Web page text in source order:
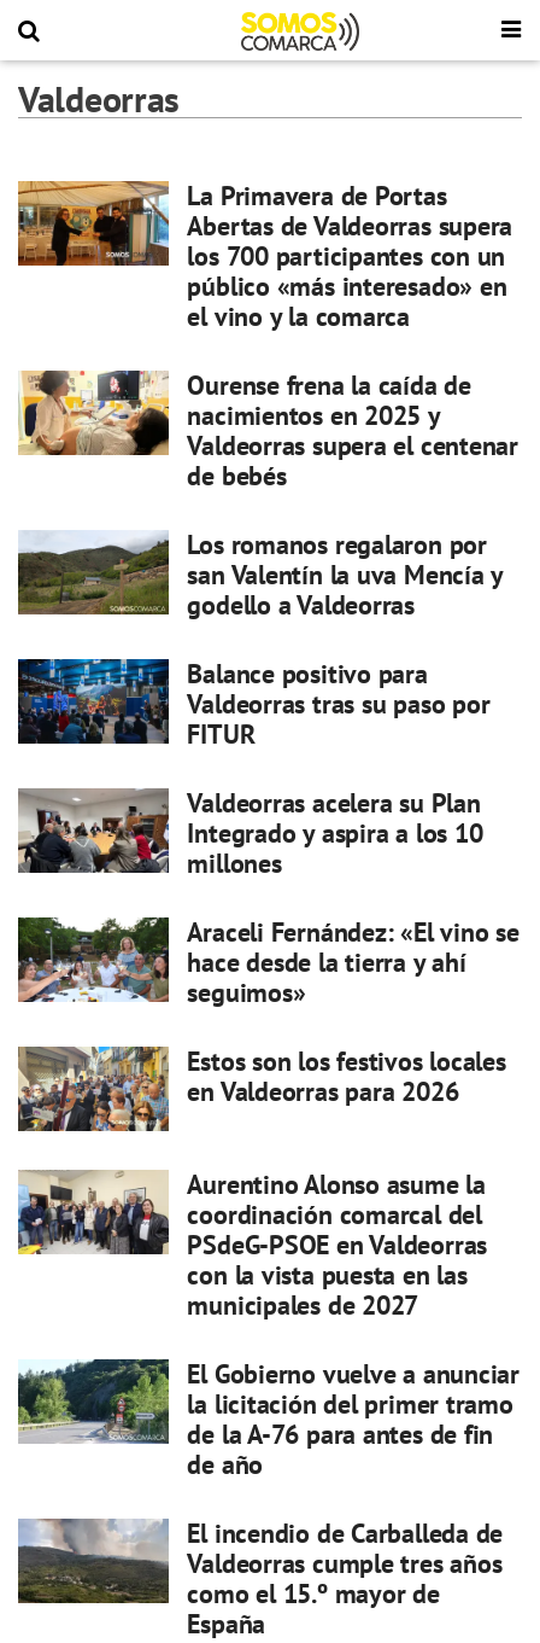
Valdeorras
La Primavera de Portas
Abertas de Valdeorras supera
los 700 participantes con un
público «más interesado» en
el vino y la comarca
Ourense frena la caída de
nacimientos en 2025 y
Valdeorras supera el centenar
de bebés
Los romanos regalaron por
san Valentín la uva Mencía y
godello a Valdeorras
Balance positivo para
Valdeorras tras su paso por
FITUR
Valdeorras acelera su Plan
Integrado y aspira a los 10
millones
Araceli Fernández: «El vino se
hace desde la tierra y ahí
seguimos»
Estos son los festivos locales
en Valdeorras para 2026
Aurentino Alonso asume la
coordinación comarcal del
PSdeG-PSOE en Valdeorras
con la vista puesta en las
municipales de 2027
El Gobierno vuelve a anunciar
la licitación del primer tramo
de la A-76 para antes de fin
de año
El incendio de Carballeda de
Valdeorras cumple tres años
como el 15.º mayor de
España